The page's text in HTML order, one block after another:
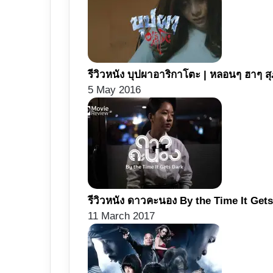
รีวิวหนัง บุปผาอาริกาโตะ | หลอนๆ ฮาๆ
5 May 2016
รีวิวหนัง ดาวคะนอง By the Time It
11 March 2017